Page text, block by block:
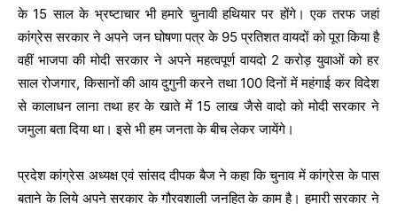
के 15 साल के भ्रष्टाचार भी हमारे चुनावी हथियार पर होंगे। एक तरफ जहां
कांग्रेस सरकार ने अपने जन घोषणा पत्र के 95 प्रतिशत वायदों को पूरा किया है
वहीं भाजपा की मोदी सरकार ने अपने महत्वपूर्ण वायदो 2 करोड़ युवाओं को हर
साल रोजगार, किसानों की आय दुगुनी करने तथा 100 दिनों में महंगाई कर विदेश
से कालाधन लाना तथा हर के खाते में 15 लाख जैसे वादो को मोदी सरकार ने
जमुला बता दिया था। इसे भी हम जनता के बीच लेकर जायेंगे।
प्रदेश कांग्रेस अध्यक्ष एवं सांसद दीपक बैज ने कहा कि चुनाव में कांग्रेस के पास
बताने के लिये अपने सरकार के गौरवशाली जनहित के काम है। हमारी सरकार ने